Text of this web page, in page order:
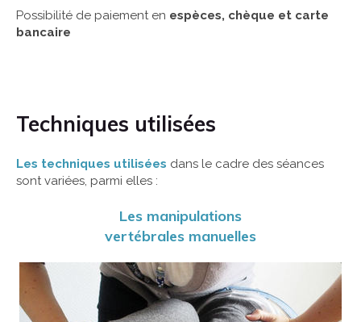
Possibilité de paiement en espèces, chèque et carte
bancaire
Techniques utilisées
Les techniques utilisées dans le cadre des séances
sont variées, parmi elles :
Les manipulations
vertébrales manuelles